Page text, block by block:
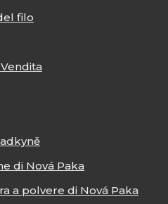
filo
di Nová Paka
a polvere di Nová Paka